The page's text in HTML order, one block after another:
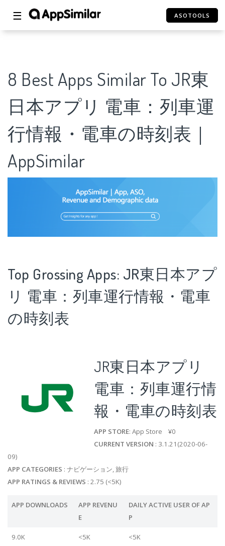
☰ ASOTOOLS
8 Best Apps Similar To JR東
日本アプリ 電車：列車運
行情報・電車の時刻表｜
AppSimilar
Top Grossing Apps: JR東日本アプ
リ 電車：列車運行情報・電車
の時刻表
JR東日本アプリ
電車：列車運行情
報・電車の時刻表
APP STORE: App Store ¥0
CURRENT VERSION : 3.1.21(2020-06-
09)
APP CATEGORIES : ナビゲーション, 旅行
APP RATINGS & REVIEWS : 2.75 (<5K)
APP DOWNLOADS
APP REVENU
E
DAILY ACTIVE USER OF AP
P
9.0K <5K <5K